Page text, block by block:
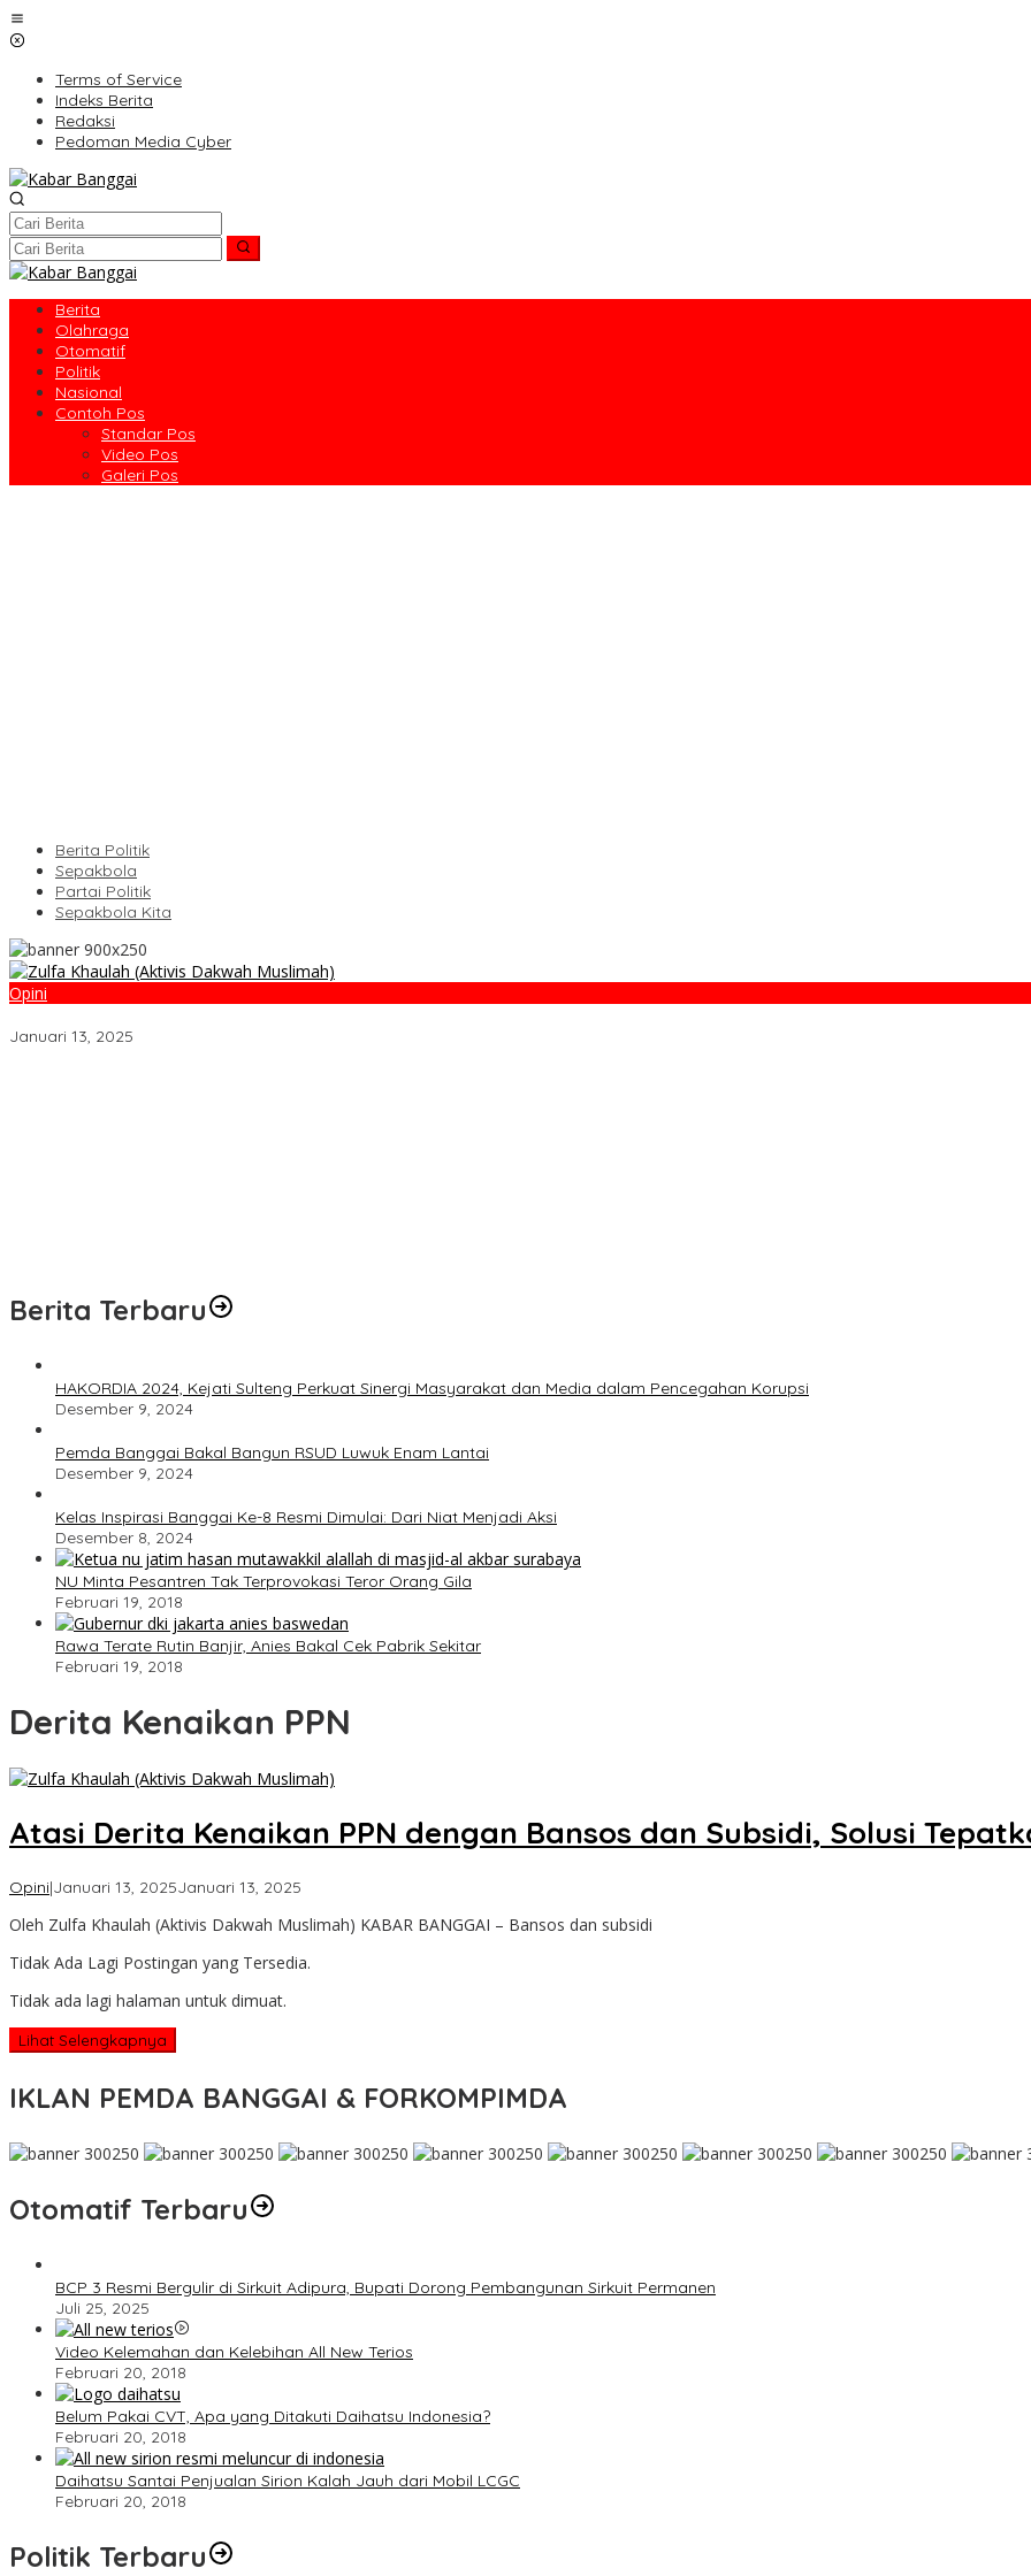
Lewati
ke
Terms of Service
Indeks Berita
Redaksi
Pedoman Media Cyber
Berita
Olahraga
Otomatif
Politik
Nasional
Contoh Pos
Standar Pos
Video Pos
Galeri Pos
Berita Politik
Sepakbola
Partai Politik
Sepakbola Kita
Opini
Januari 13, 2025
Berita Terbaru
HAKORDIA 2024, Kejati Sulteng Perkuat Sinergi Masyarakat dan Media dalam Pencegahan Korupsi
Desember 9, 2024
Pemda Banggai Bakal Bangun RSUD Luwuk Enam Lantai
Desember 9, 2024
Kelas Inspirasi Banggai Ke-8 Resmi Dimulai: Dari Niat Menjadi Aksi
Desember 8, 2024
NU Minta Pesantren Tak Terprovokasi Teror Orang Gila
Februari 19, 2018
Rawa Terate Rutin Banjir, Anies Bakal Cek Pabrik Sekitar
Februari 19, 2018
Derita Kenaikan PPN
Atasi Derita Kenaikan PPN dengan Bansos dan Subsidi, Solusi
Opini|Januari 13, 2025Januari 13, 2025
Kabar
Oleh Zulfa Khaulah (Aktivis Dakwah Muslimah) KABAR BANGGAI – Bansos dan subsidi
Tidak Ada Lagi Postingan yang Tersedia.
Tidak ada lagi halaman untuk dimuat.
Lihat Selengkapnya
IKLAN PEMDA BANGGAI & FORKOMPIMDA
Otomatif Terbaru
BCP 3 Resmi Bergulir di Sirkuit Adipura, Bupati Dorong Pembangunan Sirkuit Permanen
Juli 25, 2025
Video Kelemahan dan Kelebihan All New Terios
Februari 20, 2018
Belum Pakai CVT, Apa yang Ditakuti Daihatsu Indonesia?
Februari 20, 2018
Daihatsu Santai Penjualan Sirion Kalah Jauh dari Mobil LCGC
Februari 20, 2018
Politik Terbaru